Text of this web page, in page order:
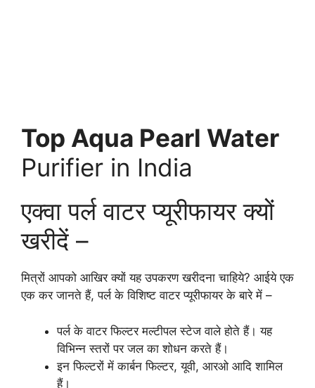
Top Aqua Pearl Water
Purifier in India
एक्वा पर्ल वाटर प्यूरीफायर क्यों
खरीदें –
मित्रों आपको आखिर क्यों यह उपकरण खरीदना चाहिये? आईये एक
एक कर जानते हैं, पर्ल के विशिष्ट वाटर प्यूरीफायर के बारे में –
पर्ल के वाटर फिल्टर मल्टीपल स्टेज वाले होते हैं। यह
विभिन्न स्तरों पर जल का शोधन करते हैं।
इन फिल्टरों में कार्बन फिल्टर, यूवी, आरओ आदि शामिल
हैं।